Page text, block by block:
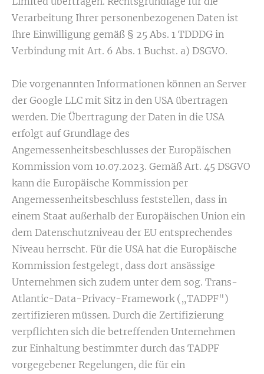
Verarbeitung Ihrer personenbezogenen Daten ist
Ihre Einwilligung gemäß § 25 Abs. 1 TDDDG in
Verbindung mit Art. 6 Abs. 1 Buchst. a) DSGVO.
Die vorgenannten Informationen können an Server
der Google LLC mit Sitz in den USA übertragen
werden. Die Übertragung der Daten in die USA
erfolgt auf Grundlage des
Angemessenheitsbeschlusses der Europäischen
Kommission vom 10.07.2023. Gemäß Art. 45 DSGVO
kann die Europäische Kommission per
Angemessenheitsbeschluss feststellen, dass in
einem Staat außerhalb der Europäischen Union ein
dem Datenschutzniveau der EU entsprechendes
Niveau herrscht. Für die USA hat die Europäische
Kommission festgelegt, dass dort ansässige
Unternehmen sich zudem unter dem sog. Trans-
Atlantic-Data-Privacy-Framework („TADPF")
zertifizieren müssen. Durch die Zertifizierung
verpflichten sich die betreffenden Unternehmen
zur Einhaltung bestimmter durch das TADPF
vorgegebener Regelungen, die für ein